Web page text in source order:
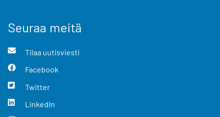
Seuraa meitä
Tilaa uutisviesti
Facebook
Twitter
LinkedIn